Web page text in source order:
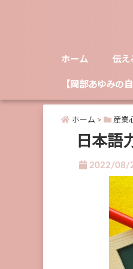
ホーム 伝え
【岡部あゆみの
ホーム > 産業
日本語
2022/08/